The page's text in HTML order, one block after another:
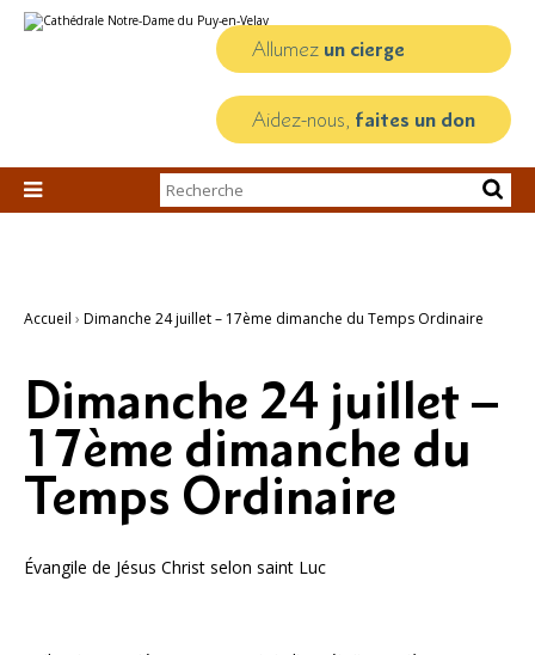
au
personnels
Allumez un cierge
Aidez-nous, faites un don

Chercher par
Recherche
Accueil › Dimanche 24 juillet – 17ème dimanche du Temps Ordinaire
Dimanche 24 juillet –
17ème dimanche du
Temps Ordinaire
Évangile de Jésus Christ selon saint Luc